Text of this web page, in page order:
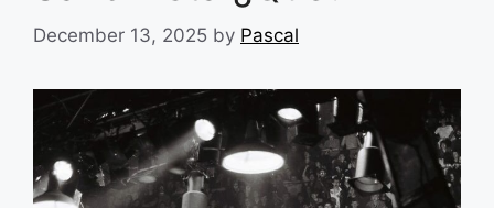
December 13, 2025 by Pascal